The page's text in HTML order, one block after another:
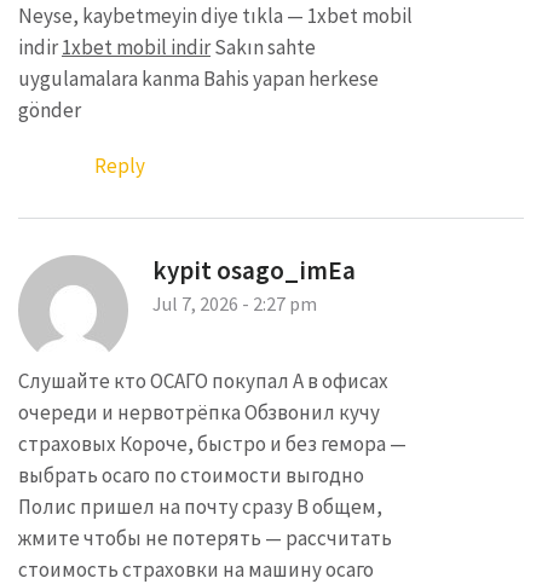
Neyse, kaybetmeyin diye tıkla — 1xbet mobil
indir1xbet mobil indirSakın sahte
uygulamalara kanma Bahis yapan herkese
gönder
Reply
kypit osago_imEa
Jul 7, 2026 - 2:27 pm
Слушайте кто ОСАГО покупал А в офисах
очереди и нервотрёпка Обзвонил кучу
страховых Короче, быстро и без гемора —
выбрать осаго по стоимости выгодно
Полис пришел на почту сразу В общем,
жмите чтобы не потерять — рассчитать
стоимость страховки на машину осаго